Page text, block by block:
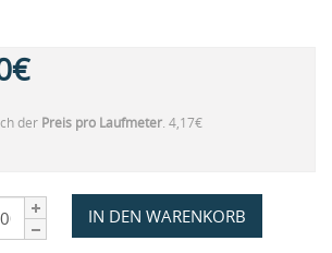
der Preis pro Laufmeter. 4,17€